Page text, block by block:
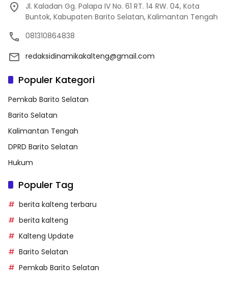
Jl. Kaladan Gg. Palapa IV No. 61 RT. 14 RW. 04, Kota
Buntok, Kabupaten Barito Selatan, Kalimantan Tengah
081310864838
redaksidinamikakalteng@gmail.com
Populer Kategori
Pemkab Barito Selatan
Barito Selatan
Kalimantan Tengah
DPRD Barito Selatan
Hukum
Populer Tag
berita kalteng terbaru
berita kalteng
Kalteng Update
Barito Selatan
Pemkab Barito Selatan